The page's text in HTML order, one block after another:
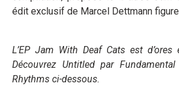
édit exclusif de Marcel Dettmann figure
L’EP Jam With Deaf Cats est d’ores
Découvrez Untitled par
Rhythms ci-dessous.